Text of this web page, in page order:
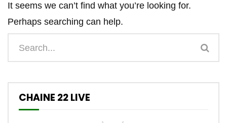
It seems we can’t find what you’re looking for.
Perhaps searching can help.
CHAINE 22 LIVE